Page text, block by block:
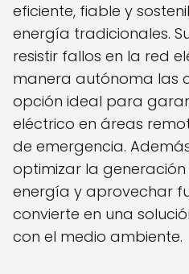
eficiente, fiable y
energía tradicionales.
resistir fallos en la red
manera autónoma las
opción ideal para
eléctrico en áreas
de emergencia.
optimizar la
energía y aprovechar
convierte en una
con el medio ambiente.